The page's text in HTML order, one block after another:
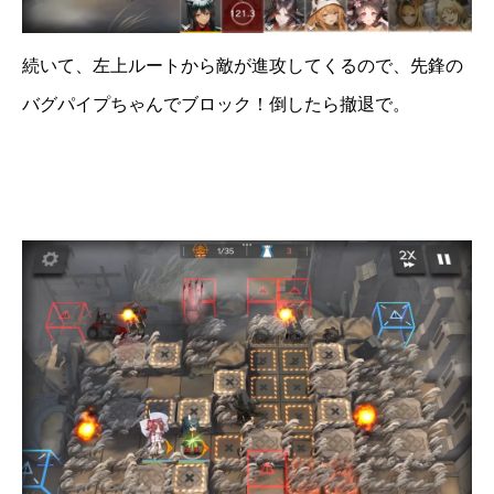
続いて、左上ルートから敵が進攻してくるので、先鋒の
バグパイプちゃんでブロック！倒したら撤退で。